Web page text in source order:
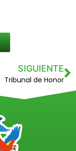
SIGUIENTE
Tribunal de Honor